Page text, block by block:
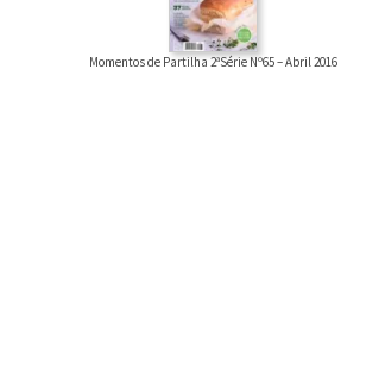
Momentos de Partilha 2ªSérie Nº65 – Abril 2016